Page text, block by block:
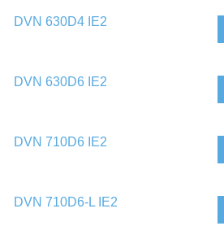
DVN 630D4 IE2
DVN 630D6 IE2
DVN 710D6 IE2
DVN 710D6-L IE2